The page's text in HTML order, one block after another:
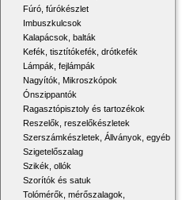
Fúró, fúrókészlet
Imbuszkulcsok
Kalapácsok, balták
Kefék, tisztítókefék, drótkefék
Lámpák, fejlámpák
Nagyítók, Mikroszkópok
Ónszippantók
Ragasztópisztoly és tartozékok
Reszelők, reszelőkészletek
Szerszámkészletek, Állványok, egyéb
Szigetelőszalag
Szikék, ollók
Szorítók és satuk
Tolómérők, mérőszalagok,